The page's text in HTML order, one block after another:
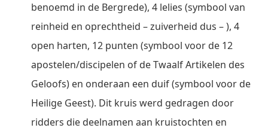
benoemd in de Bergrede), 4 lelies (symbool van
reinheid en oprechtheid – zuiverheid dus – ), 4
open harten, 12 punten (symbool voor de 12
apostelen/discipelen of de Twaalf Artikelen des
Geloofs) en onderaan een duif (symbool voor de
Heilige Geest). Dit kruis werd gedragen door
ridders die deelnamen aan kruistochten en